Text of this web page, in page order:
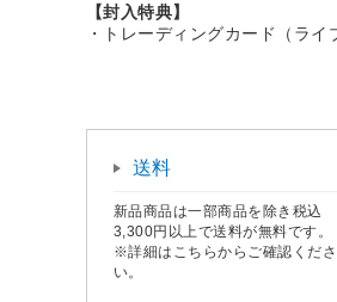
【封入特典】
・トレーディングカード（ラ
送料
新品商品は一部商品を除き税込
3,300円以上で送料が無料です。
※詳細はこちらからご確認くださ
い。